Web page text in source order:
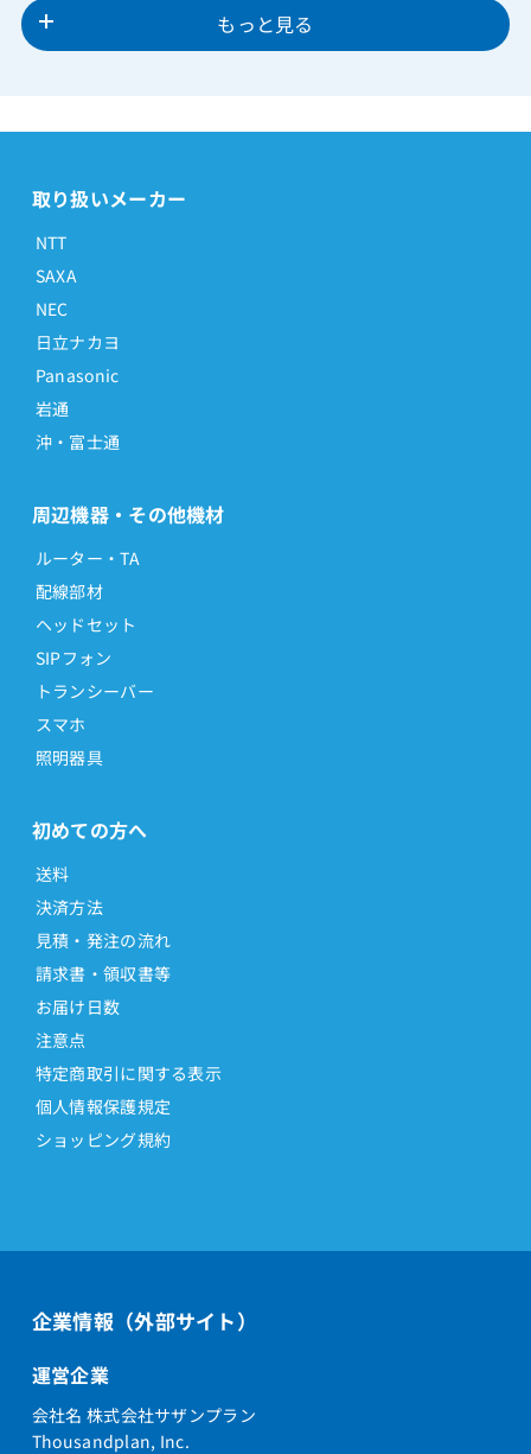
もっと見る
取り扱いメーカー
NTT
SAXA
NEC
日立ナカヨ
Panasonic
岩通
沖・富士通
周辺機器・その他機材
ルーター・TA
配線部材
ヘッドセット
SIPフォン
トランシーバー
スマホ
照明器具
初めての方へ
送料
決済方法
見積・発注の流れ
請求書・領収書等
お届け日数
注意点
特定商取引に関する表示
個人情報保護規定
ショッピング規約
企業情報（外部サイト）
運営企業
会社名 株式会社サザンプラン
Thousandplan, Inc.